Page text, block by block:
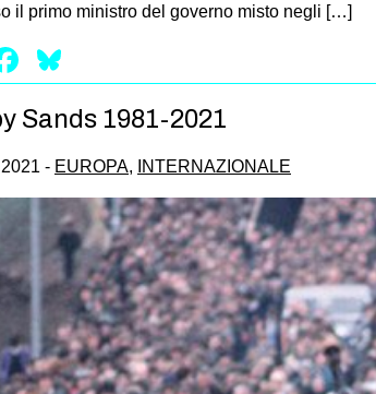
il primo ministro del governo misto negli […]
Facebook
Sands 1981-2021
- EUROPA, INTERNAZIONALE